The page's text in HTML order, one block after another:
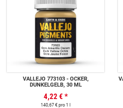
VALLEJO 773103 - OCKER,
DUNKELGELB, 30 ML
4,22 € *
140,67 € pro 1 l